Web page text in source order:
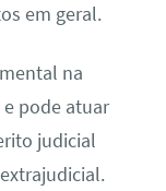
em geral.
na
pode atuar
judicial